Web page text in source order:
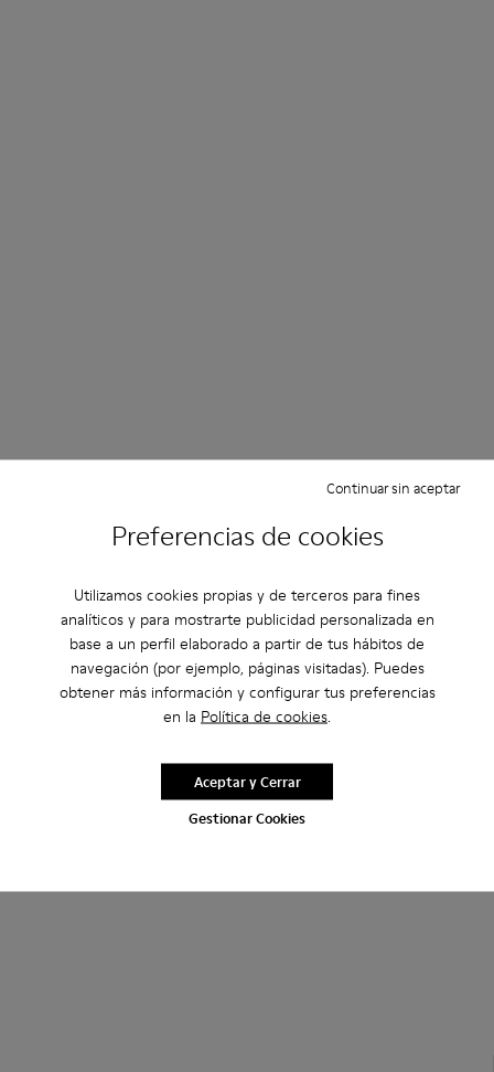
Preferencias de cookies
Utilizamos cookies propias y de terceros para fines
analíticos y para mostrarte publicidad personalizada en
base a un perfil elaborado a partir de tus hábitos de
navegación (por ejemplo, páginas visitadas). Puedes
obtener más información y configurar tus preferencias
en la Política de cookies.
Gestionar Cookies
Continuar sin aceptar
Aceptar y Cerrar